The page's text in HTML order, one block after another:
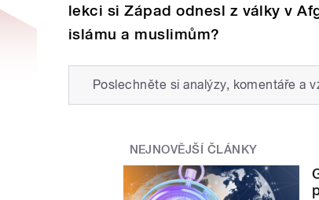
lekci si Západ odnesl z války v
islámu a muslimům?
Poslechněte si analýzy, komentáře a
NEJNOVĚJŠÍ ČLÁNKY